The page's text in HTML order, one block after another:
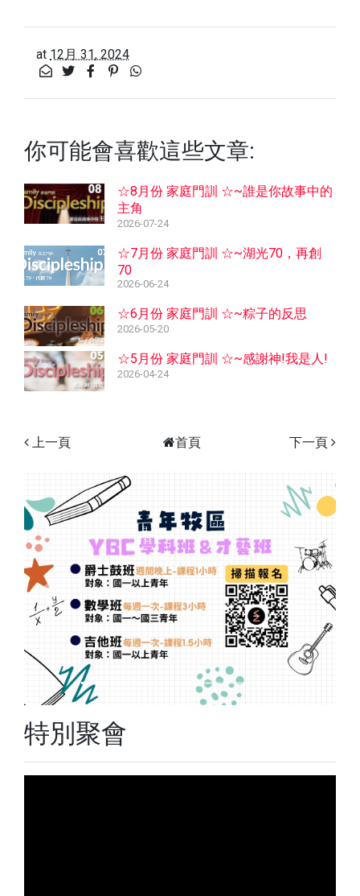
at 12月 31, 2024
你可能會喜歡這些文章:
☆8月份 家庭門訓 ☆~誰是你故事中的
主角
2026-07-24
☆7月份 家庭門訓 ☆~湖光70，再創
70
2026-06-24
☆6月份 家庭門訓 ☆~粽子的反思
2026-05-20
☆5月份 家庭門訓 ☆~感謝神!我是人!
2026-04-24
上一頁 下一頁
首頁
Previous Next
特別聚會